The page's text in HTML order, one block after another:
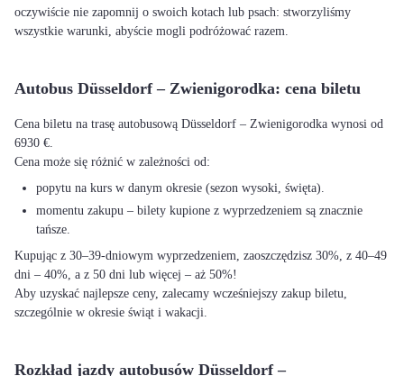
oczywiście nie zapomnij o swoich kotach lub psach: stworzyliśmy
wszystkie warunki, abyście mogli podróżować razem.
Autobus Düsseldorf – Zwienigorodka: cena biletu
Cena biletu na trasę autobusową Düsseldorf – Zwienigorodka wynosi od
6930 €.
Cena może się różnić w zależności od:
popytu na kurs w danym okresie (sezon wysoki, święta).
momentu zakupu – bilety kupione z wyprzedzeniem są znacznie
tańsze.
Kupując z 30–39-dniowym wyprzedzeniem, zaoszczędzisz 30%, z 40–49
dni – 40%, a z 50 dni lub więcej – aż 50%!
Aby uzyskać najlepsze ceny, zalecamy wcześniejszy zakup biletu,
szczególnie w okresie świąt i wakacji.
Rozkład jazdy autobusów Düsseldorf –